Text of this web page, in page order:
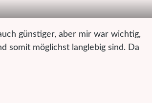
günstiger, aber mir war wichtig,
somit möglichst langlebig sind. Da